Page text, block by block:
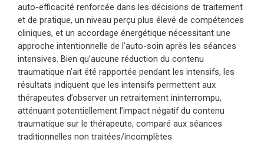
auto-efficacité renforcée dans les décisions de traitement
et de pratique, un niveau perçu plus élevé de compétences
cliniques, et un accordage énergétique nécessitant une
approche intentionnelle de l’auto-soin après les séances
intensives. Bien qu’aucune réduction du contenu
traumatique n’ait été rapportée pendant les intensifs, les
résultats indiquent que les intensifs permettent aux
thérapeutes d’observer un retraitement ininterrompu,
atténuant potentiellement l’impact négatif du contenu
traumatique sur le thérapeute, comparé aux séances
traditionnelles non traitées/incomplètes.